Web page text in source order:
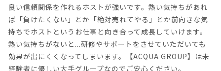
良い信頼関係を作れるホストが強いです。熱い気持ちがあれ
ば「負けたくない」とか「絶対売れてやる」とか前向きな気
持ちでホストというお仕事と向き合って成長していけます。
熱い気持ちがないと...研修やサポートをさせていただいても
効果が出にくくなってしまいます。【ACQUA GROUP】は未
経験者に優しい大手グループなのでご安心ください。